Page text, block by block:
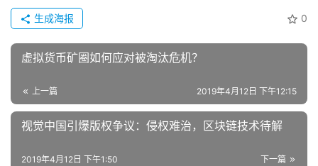
0
生成海报
虚拟货币矿圈如何应对被淘汰危机？
上一篇 2019年4月12日 下午12:15
视觉中国引爆版权争议：侵权难治，区块链技术待解
下一篇
2019年4月12日 下午1:50